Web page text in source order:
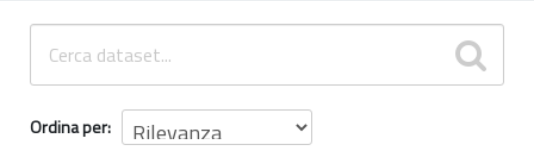
INFORMAZIONI
Ordina per